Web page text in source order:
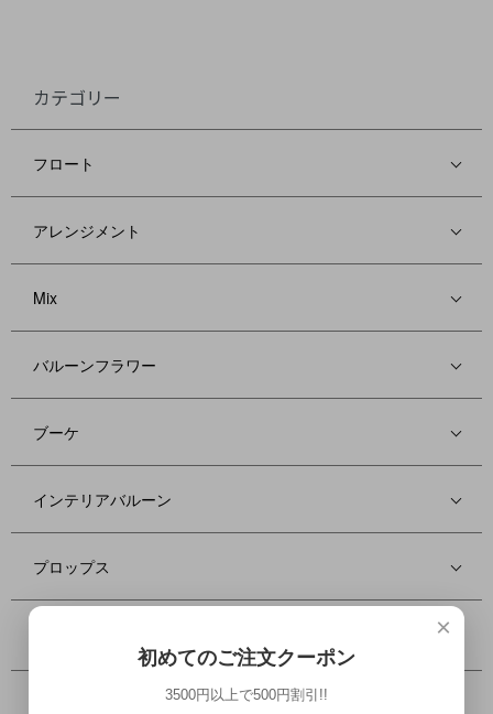
カテゴリー
フロート
アレンジメント
Mix
バルーンフラワー
ブーケ
インテリアバルーン
プロップス
ジェンダーリビール
×
初めてのご注文クーポン
3500円以上で500円割引!!